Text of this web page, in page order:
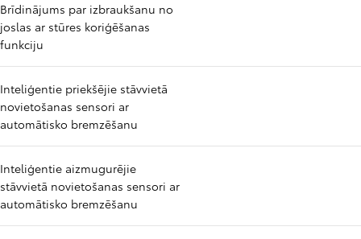
Brīdinājums par izbraukšanu no
joslas ar stūres koriģēšanas
funkciju
Inteliģentie priekšējie stāvvietā
novietošanas sensori ar
automātisko bremzēšanu
Inteliģentie aizmugurējie
stāvvietā novietošanas sensori ar
automātisko bremzēšanu